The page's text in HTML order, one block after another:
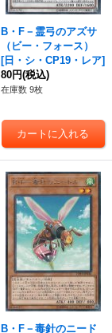
B・F－霊弓のアズサ
（ビー・フォース）
[日・シ・CP19・レア]
80円(税込)
在庫数 9枚
B・F－毒針のニード